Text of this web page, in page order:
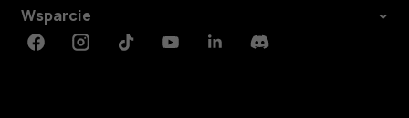
Wsparcie
FacebookInstagramTiktokYoutubeLinkedinDiscord